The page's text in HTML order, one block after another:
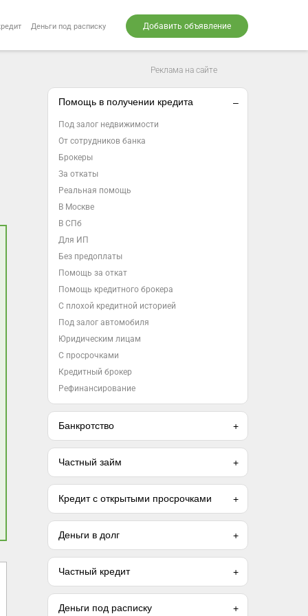
Деньги под расписку Добавить объявление
Быстроденьги
Первый займ без
Деньги Сразу
Займ в
Реклама на сайте
Помощь в получении кредита
Под залог недвижимости
От сотрудников банка
Брокеры
За откаты
Реальная помощь
В Москве
В СПб
Для ИП
Без предоплаты
Помощь за откат
Помощь кредитного брокера
С плохой кредитной историей
Под залог автомобиля
Юридическим лицам
С просрочками
Кредитный брокер
Рефинансирование
Банкротство
Частный займ
Кредит с открытыми просрочками
Деньги в долг
Частный кредит
Деньги под расписку